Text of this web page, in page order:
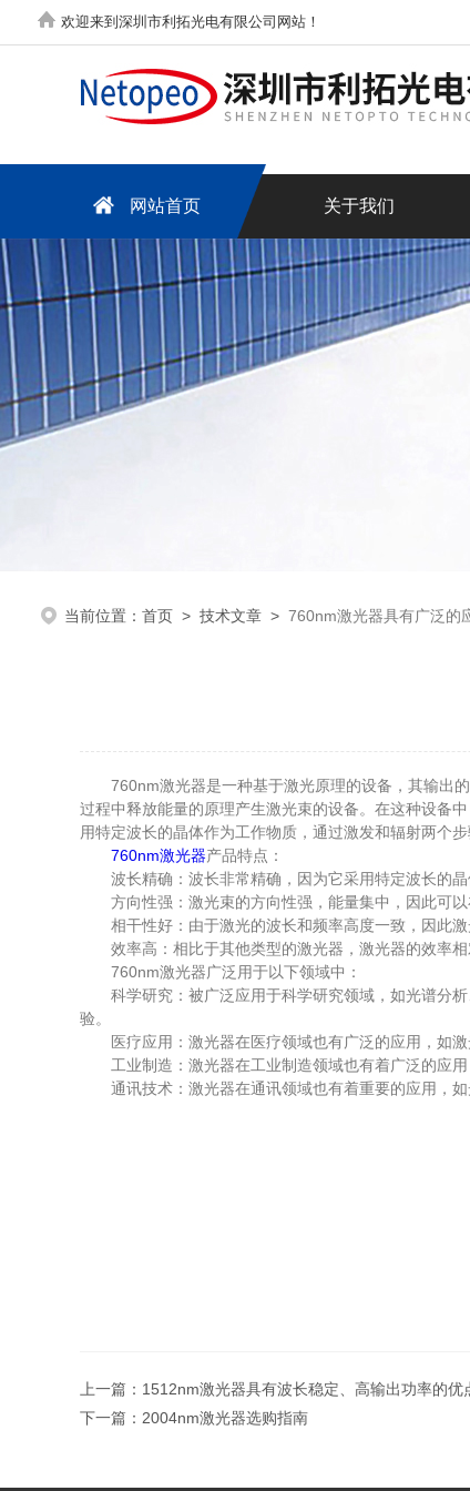
欢迎来到深圳市利拓光电有限公司网站！
网站首页 关于我们
当前位置： 首页> 技术文章> 760nm激光器具有广泛的
760nm激光器是一种基于激光原理的设备，其输出的
过程中释放能量的原理产生激光束的设备。在这种设备
用特定波长的晶体作为工作物质，通过激发和辐射两个步
760nm激光器产品特点：
波长精确：波长非常精确，因为它采用特定波长的晶
方向性强：激光束的方向性强，能量集中，因此可以
相干性好：由于激光的波长和频率高度一致，因此激
效率高：相比于其他类型的激光器，激光器的效率相
760nm激光器广泛用于以下领域中：
科学研究：被广泛应用于科学研究领域，如光谱分析
验。
医疗应用：激光器在医疗领域也有广泛的应用，如激
工业制造：激光器在工业制造领域也有着广泛的应用
通讯技术：激光器在通讯领域也有着重要的应用，如
上一篇： 1512nm激光器具有波长稳定、高输出功率的优
下一篇： 2004nm激光器选购指南